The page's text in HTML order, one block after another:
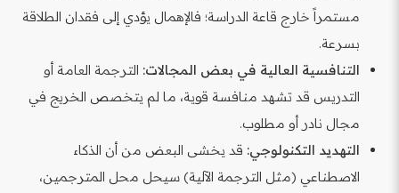
مستمراً خارج قاعة الدراسة؛ فالإهمال يؤدي إلى فقدان الطلاقة
بسرعة.
التنافسية العالية في بعض المجالات: الترجمة العامة أو
التدريس قد تشهد منافسة قوية، ما لم يتخصص الخريج في
مجال نادر أو مطلوب.
التهديد التكنولوجي: قد يخشى البعض من أن الذكاء
الاصطناعي (مثل الترجمة الآلية) سيحل محل المترجمين،